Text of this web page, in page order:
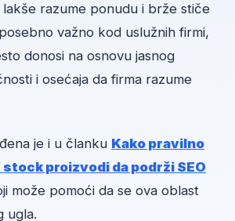
razume ponudu i brže stiče
važno kod uslužnih firmi,
donosi na osnovu jasnog
i osećaja da firma razume
je i u članku Kako pravilno
proizvodi da podrži SEO
može pomoći da se ova oblast
ugla.